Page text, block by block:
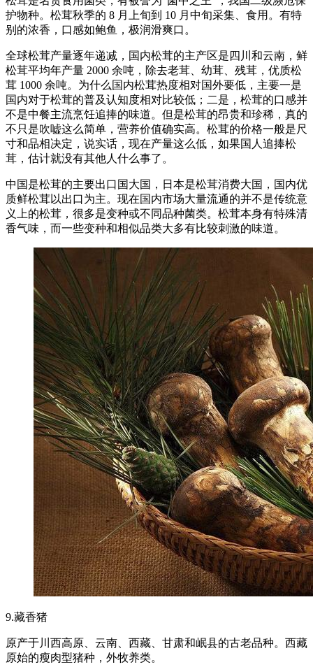
护物种。松茸秋季的 8 月上旬到 10 月中旬采集、食用。有特
别的浓香，口感如鲍鱼，极润滑爽口。
全球松茸产量逐年递减，国内松茸的主产区是四川和云南，鲜
松茸平均年产量 2000 余吨，除去老茸、幼茸、残茸，优质松
茸 1000 余吨。为什么国内松茸热度相对国外要低，主要一是
国内对于松茸的普及认知度相对比较低；二是，松茸的口感并
不是中餐主流烹饪追捧的味道。但是松茸的昂贵和珍稀，真的
不只是吹嘘这么简单，营养价值确实高。松茸的价格一般是尺
寸和品相决定，说实话，现在产量这么低，如果国人追捧松
茸，估计就没有其他人什么事了。
中国是松茸的主要出口国大国，日本是松茸消费大国，国内优
质鲜松茸以出口为主。现在国内市场大量流通的并不是传统意
义上的松茸，很多是变种或不同品种菌类。松茸本身有特殊清
香气味，而一些变种和相似品类大多有比较刺激的味道。
9.藏香猪
原产于川西高原、云南、西藏、甘肃和岷县的古老品种。西藏
原始的瘦肉型猪种，外牧养类。